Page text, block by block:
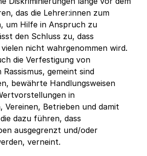
das die Lehrer:innen zum
um Hilfe in Anspruch zu
den Schluss zu, dass
vielen nicht wahrgenommen wird.
die Verfestigung von
gemeint sind
bewährte Handlungsweisen
in
Vereinen, Betrieben und damit
dazu führen, dass
ausgegrenzt und/oder
verneint.